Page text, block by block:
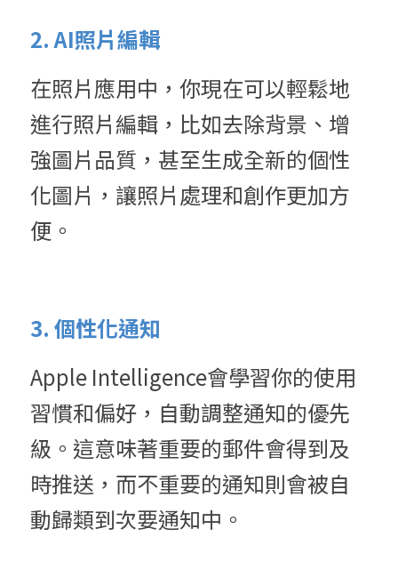
2. AI照片編輯
在照片應用中，你現在可以輕鬆地
進行照片編輯，比如去除背景、增
強圖片品質，甚至生成全新的個性
化圖片，讓照片處理和創作更加方
便。
3. 個性化通知
Apple Intelligence會學習你的使用
習慣和偏好，自動調整通知的優先
級。這意味著重要的郵件會得到及
時推送，而不重要的通知則會被自
動歸類到次要通知中。